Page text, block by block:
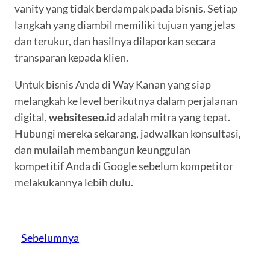
vanity yang tidak berdampak pada bisnis. Setiap
langkah yang diambil memiliki tujuan yang jelas
dan terukur, dan hasilnya dilaporkan secara
transparan kepada klien.
Untuk bisnis Anda di Way Kanan yang siap
melangkah ke level berikutnya dalam perjalanan
digital,websiteseo.id adalah mitra yang tepat.
Hubungi mereka sekarang, jadwalkan konsultasi,
dan mulailah membangun keunggulan
kompetitif Anda di Google sebelum kompetitor
melakukannya lebih dulu.
Sebelumnya